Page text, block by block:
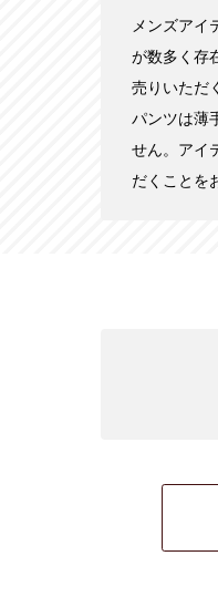
メンズアイ
が数多く存
売りいただ
パンツは薄
せん。アイ
だくことを